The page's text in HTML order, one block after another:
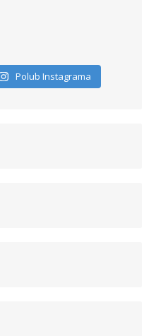
Polub Instagrama